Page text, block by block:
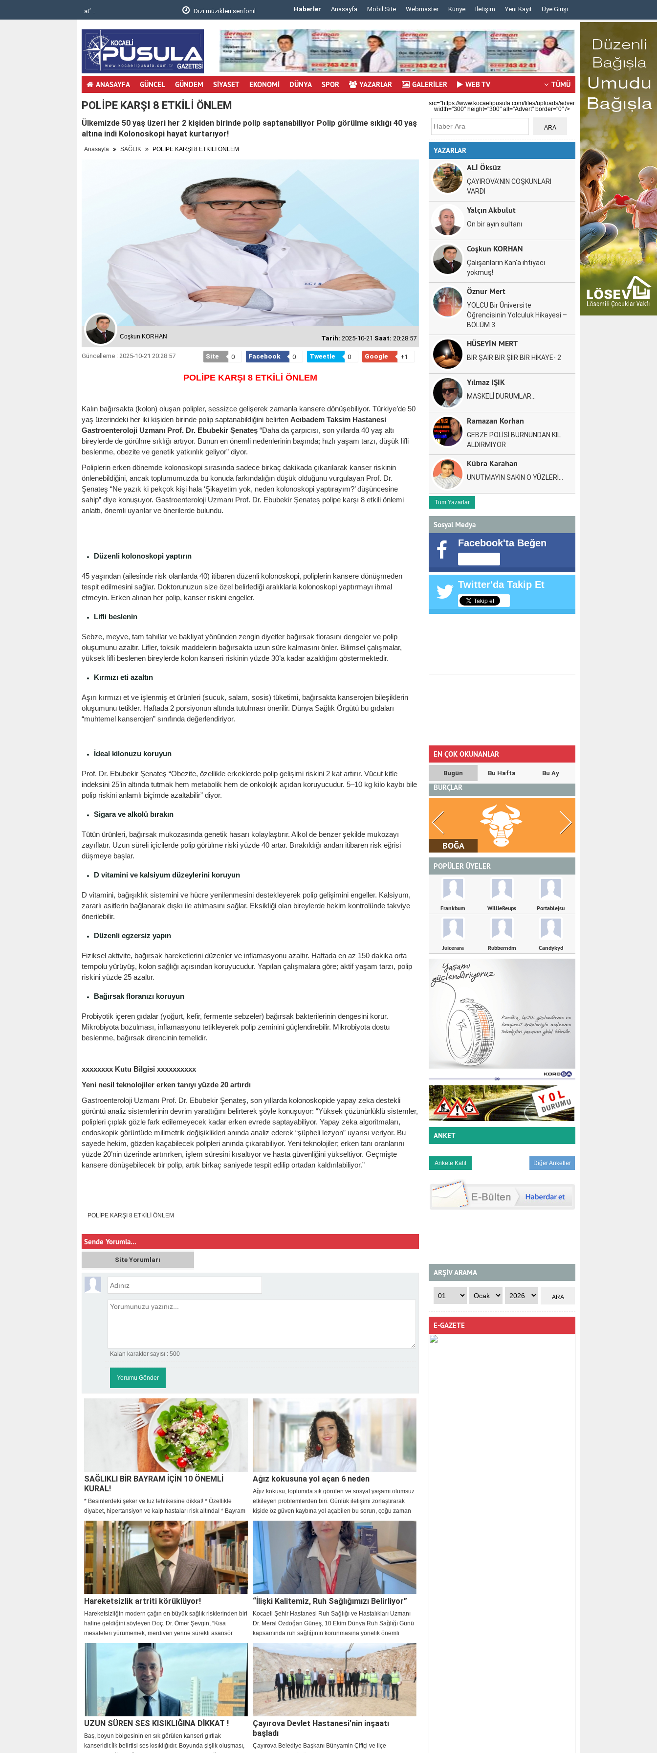
Dizi müzikleri senfonik yorumla Gebzelileri m.. Haberler Anasayfa Mobil Site Webmaster Künye İletişim Yeni Kayıt Üye Girişi
ANASAYFA GÜNCEL GÜNDEM SİYASET EKONOMİ DÜNYA SPOR YAZARLAR GALERİLER WEB TV TÜMÜ
POLİPE KARŞI 8 ETKİLİ ÖNLEM
Ülkemizde 50 yaş üzeri her 2 kişiden birinde polip saptanabiliyor Polip görülme sıklığı 40 yaş
altına indi Kolonoskopi hayat kurtarıyor!
Anasayfa SAĞLIK POLİPE KARŞI 8 ETKİLİ ÖNLEM
Coşkun KORHAN Tarih: 2025-10-21 Saat: 20:28:57
Güncelleme : 2025-10-21 20:28:57 Site 0 Facebook 0 Tweetle 0 Google +1
POLİPE KARŞI 8 ETKİLİ ÖNLEM
Kalın bağırsakta (kolon) oluşan polipler, sessizce gelişerek zamanla kansere dönüşebiliyor. Türkiye’de 50
yaş üzerindeki her iki kişiden birinde polip saptanabildiğini belirten Acıbadem Taksim Hastanesi
Gastroenteroloji Uzmanı Prof. Dr. Ebubekir Şenateş “Daha da çarpıcısı, son yıllarda 40 yaş altı
bireylerde de görülme sıklığı artıyor. Bunun en önemli nedenlerinin başında; hızlı yaşam tarzı, düşük lifli
beslenme, obezite ve genetik yatkınlık geliyor” diyor.
Poliplerin erken dönemde kolonoskopi sırasında sadece birkaç dakikada çıkarılarak kanser riskinin
önlenebildiğini, ancak toplumumuzda bu konuda farkındalığın düşük olduğunu vurgulayan Prof. Dr.
Şenateş “Ne yazık ki pekçok kişi hala ‘Şikayetim yok, neden kolonoskopi yaptırayım?’ düşüncesine
sahip” diye konuşuyor. Gastroenteroloji Uzmanı Prof. Dr. Ebubekir Şenateş polipe karşı 8 etkili önlemi
anlattı, önemli uyarılar ve önerilerde bulundu.
Düzenli kolonoskopi yaptırın
45 yaşından (ailesinde risk olanlarda 40) itibaren düzenli kolonoskopi, poliplerin kansere dönüşmeden
tespit edilmesini sağlar. Doktorunuzun size özel belirlediği aralıklarla kolonoskopi yaptırmayı ihmal
etmeyin. Erken alınan her polip, kanser riskini engeller.
Lifli beslenin
Sebze, meyve, tam tahıllar ve bakliyat yönünden zengin diyetler bağırsak florasını dengeler ve polip
oluşumunu azaltır. Lifler, toksik maddelerin bağırsakta uzun süre kalmasını önler. Bilimsel çalışmalar,
yüksek lifli beslenen bireylerde kolon kanseri riskinin yüzde 30’a kadar azaldığını göstermektedir.
Kırmızı eti azaltın
Aşırı kırmızı et ve işlenmiş et ürünleri (sucuk, salam, sosis) tüketimi, bağırsakta kanserojen bileşiklerin
oluşumunu tetikler. Haftada 2 porsiyonun altında tutulması önerilir. Dünya Sağlık Örgütü bu gıdaları
“muhtemel kanserojen” sınıfında değerlendiriyor.
İdeal kilonuzu koruyun
Prof. Dr. Ebubekir Şenateş “Obezite, özellikle erkeklerde polip gelişimi riskini 2 kat artırır. Vücut kitle
indeksini 25’in altında tutmak hem metabolik hem de onkolojik açıdan koruyucudur. 5–10 kg kilo kaybı bile
polip riskini anlamlı biçimde azaltabilir” diyor.
Sigara ve alkolü bırakın
Tütün ürünleri, bağırsak mukozasında genetik hasarı kolaylaştırır. Alkol de benzer şekilde mukozayı
zayıflatır. Uzun süreli içicilerde polip görülme riski yüzde 40 artar. Bırakıldığı andan itibaren risk eğrisi
düşmeye başlar.
D vitamini ve kalsiyum düzeylerini koruyun
D vitamini, bağışıklık sistemini ve hücre yenilenmesini destekleyerek polip gelişimini engeller. Kalsiyum,
zararlı asitlerin bağlanarak dışkı ile atılmasını sağlar. Eksikliği olan bireylerde hekim kontrolünde takviye
önerilebilir.
Düzenli egzersiz yapın
Fiziksel aktivite, bağırsak hareketlerini düzenler ve inflamasyonu azaltır. Haftada en az 150 dakika orta
tempolu yürüyüş, kolon sağlığı açısından koruyucudur. Yapılan çalışmalara göre; aktif yaşam tarzı, polip
riskini yüzde 25 azaltır.
Bağırsak floranızı koruyun
Probiyotik içeren gıdalar (yoğurt, kefir, fermente sebzeler) bağırsak bakterilerinin dengesini korur.
Mikrobiyota bozulması, inflamasyonu tetikleyerek polip zeminini güçlendirebilir. Mikrobiyota dostu
beslenme, bağırsak direncinin temelidir.
xxxxxxxx Kutu Bilgisi xxxxxxxxxx
Yeni nesil teknolojiler erken tanıyı yüzde 20 artırdı
Gastroenteroloji Uzmanı Prof. Dr. Ebubekir Şenateş, son yıllarda kolonoskopide yapay zeka destekli
görüntü analiz sistemlerinin devrim yarattığını belirterek şöyle konuşuyor: “Yüksek çözünürlüklü sistemler,
polipleri çıplak gözle fark edilemeyecek kadar erken evrede saptayabiliyor. Yapay zeka algoritmaları,
endoskopik görüntüde milimetrik değişiklikleri anında analiz ederek “şüpheli lezyon” uyarısı veriyor. Bu
sayede hekim, gözden kaçabilecek polipleri anında çıkarabiliyor. Yeni teknolojiler; erken tanı oranlarını
yüzde 20’nin üzerinde artırırken, işlem süresini kısaltıyor ve hasta güvenliğini yükseltiyor. Geçmişte
kansere dönüşebilecek bir polip, artık birkaç saniyede tespit edilip ortadan kaldırılabiliyor.”
POLİPE KARŞI 8 ETKİLİ ÖNLEM
Sende Yorumla...
Site Yorumları
Kalan karakter sayısı : 500
SAĞLIKLI BİR BAYRAM İÇİN 10 ÖNEMLİ
KURAL!
* Besinlerdeki şeker ve tuz tehlikesine dikkat! * Özellikle
diyabet, hipertansiyon ve kalp hastaları risk altında! * Bayram
sofralarındaki hatalar sağlığınızı tehdit ediyor!
Ağız kokusuna yol açan 6 neden
Ağız kokusu, toplumda sık görülen ve sosyal yaşamı olumsuz
etkileyen problemlerden biri. Günlük iletişimi zorlaştırarak
kişide öz güven kaybına yol açabilen bu sorun, çoğu zaman
ağız hijyeni eksikliklerinden kaynaklansa da bazı durumlarda,
altta yatan farklı sağlık sorunlarının da habercisi olabiliyor.
Toplum Ağız ve Diş Sağlığı Haftası kapsamında
değerlendirmede bulunan Anadolu Sağlık Merkezi
Hastanesi’nden Diş Hekimi Arzu Tekkeli, “Ağız kokusu
yalnızca diş çürükleri veya diş taşı gibi ağız içi problemlerden
değil; reflü, sinüzit, diyabet ya da bademcik taşı gibi sistemik
rahatsızlıklardan da meydana gelebiliyor. Bu yüzden, kişide
geçmeyen bir ağız kokusu varsa bir uzmana görünmesi
Hareketsizlik artriti körüklüyor!
Hareketsizliğin modern çağın en büyük sağlık risklerinden biri
haline geldiğini söyleyen Doç. Dr. Ömer Şevgin, “Kısa
mesafeleri yürümemek, merdiven yerine sürekli asansör
kullanmak, TV karşısında saatlerce oturmak bizi
hareketsizleştirip hastalığa, obez olmaya, tembelleşmeye
doğru sürüklüyor. Elbette masa başı çalışmada hareketsiz
yaşamı tetikleyen en büyük etmenlerden biri.” dedi. Artritin
kadınlarda erkeklere oranla daha sık görüldüğünü belirten
Doç. Dr. Ömer Şevgin, “Özellikle kadınlarda menopoz sonrası
östrojen hormonunun azalması etkili olmaktadır.” dedi.
“İlişki Kalitemiz, Ruh Sağlığımızı Belirliyor”
Kocaeli Şehir Hastanesi Ruh Sağlığı ve Hastalıkları Uzmanı
Dr. Meral Özdoğan Güneş, 10 Ekim Dünya Ruh Sağlığı Günü
kapsamında ruh sağlığının korunmasına yönelik önemli
açıklamalarda bulundu.
UZUN SÜREN SES KISIKLIĞINA DİKKAT !
Baş, boyun bölgesinin en sık görülen kanseri gırtlak
kanseridir.İlk belirtisi ses kısıklığıdır. Boyunda şişlik oluşması,
Çayırova Devlet Hastanesi’nin inşaatı
başladı
Çayırova Belediye Başkanı Bünyamin Çiftçi ve ilçe
src="https://www.kocaelipusula.com/files/uploads/advert/c59b0ea80a.jpg"
width="300" height="300" alt="Advert" border="0" />
YAZARLAR
ALİ Öksüz
ÇAYIROVA’NIN COŞKUNLARI
VARDI
Yalçın Akbulut
On bir ayın sultanı
Coşkun KORHAN
Çalışanların Kan'a ihtiyacı
yokmuş!
Öznur Mert
YOLCU Bir Üniversite
Öğrencisinin Yolculuk Hikayesi –
BÖLÜM 3
HÜSEYİN MERT
BİR ŞAİR BİR ŞİİR BİR HİKAYE- 2
Yılmaz IŞIK
MASKELİ DURUMLAR…
Ramazan Korhan
GEBZE POLİSİ BURNUNDAN KIL
ALDIRMIYOR
Kübra Karahan
UNUTMAYIN SAKIN O YÜZLERİ…
Tüm Yazarlar
Sosyal Medya
Facebook'ta Beğen
Twitter'da Takip Et
EN ÇOK OKUNANLAR
Bugün Bu Hafta Bu Ay
BURÇLAR
KOÇ BOĞA İKİZLER
POPÜLER ÜYELER
Frankbum WillieReups Portablejsu
Juicerara Rubberndm Candykyd
ANKET
Diğer Anketler
ARŞİV ARAMA
E-GAZETE